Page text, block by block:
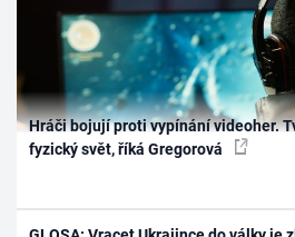
Hráči bojují proti vypínání videoher.
fyzický svět, říká Gregorová